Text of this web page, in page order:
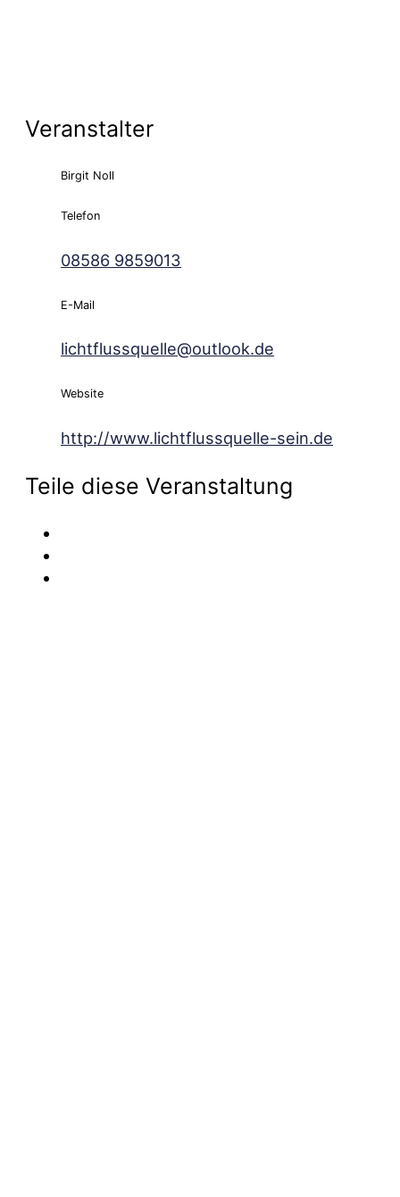
Veranstalter
Birgit Noll
Telefon
08586 9859013
E-Mail
lichtflussquelle@outlook.de
Website
http://www.lichtflussquelle-sein.de
Teile diese Veranstaltung